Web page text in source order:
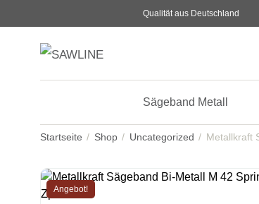
Qualität aus Deutschland
Sägeband Metall
Startseite Shop Uncategorized Metallkraft
Angebot!